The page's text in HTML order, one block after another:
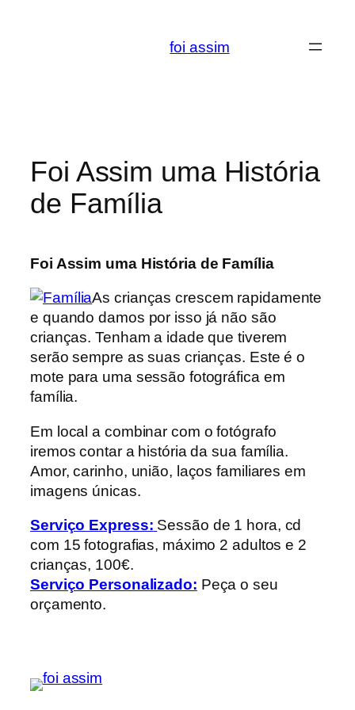
foi assim
Foi Assim uma História
de Família
Foi Assim uma História de Família
As crianças crescem rapidamente
e quando damos por isso já não são
crianças. Tenham a idade que tiverem
serão sempre as suas crianças. Este é o
mote para uma sessão fotográfica em
família.
Em local a combinar com o fotógrafo
iremos contar a história da sua família.
Amor, carinho, união, laços familiares em
imagens únicas.
Serviço Express: Sessão de 1 hora, cd
com 15 fotografias, máximo 2 adultos e 2
crianças, 100€.
Serviço Personalizado: Peça o seu
orçamento.